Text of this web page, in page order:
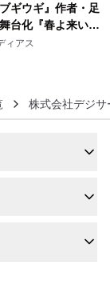
ギウギ』作者・足
台化『春よ来い、
ジュアル解禁！
ィアス
株式会社デジサ